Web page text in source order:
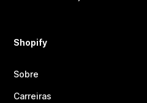
Shopify
Sobre
Carreiras